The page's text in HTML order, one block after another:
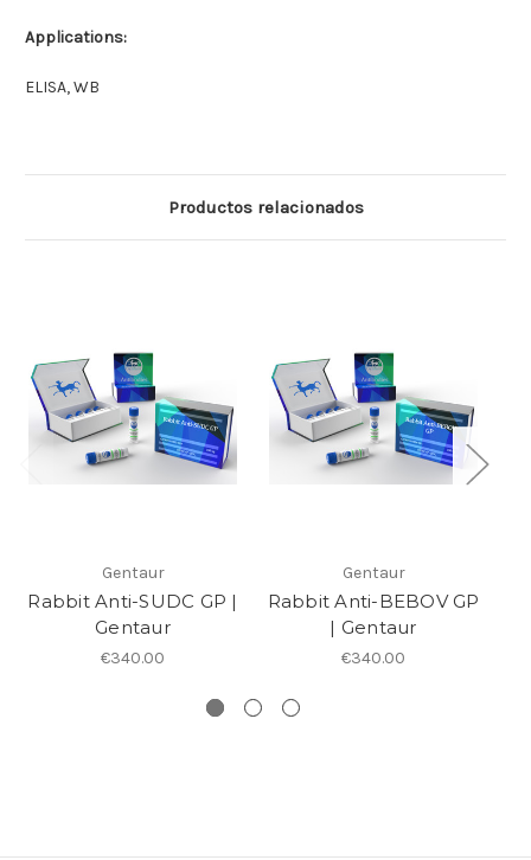
Applications:
ELISA, WB
Productos relacionados
Gentaur
Rabbit Anti-SUDC GP |
Gentaur
€340.00
Gentaur
Rabbit Anti-BEBOV GP
| Gentaur
€340.00